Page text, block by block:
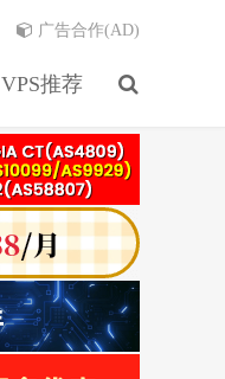
VPS推荐
广告合作(AD)